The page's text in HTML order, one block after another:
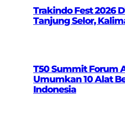
Trakindo Fest 2026
Tanjung Selor,
T50 Summit Forum
Umumkan 10 Alat
Indonesia